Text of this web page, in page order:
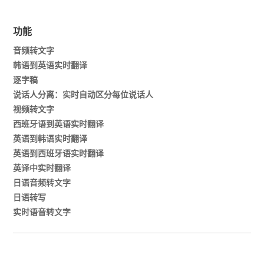
功能
音频转文字
韩语到英语实时翻译
逐字稿
说话人分离：实时自动区分每位说话人
视频转文字
西班牙语到英语实时翻译
英语到韩语实时翻译
英语到西班牙语实时翻译
英译中实时翻译
日语音频转文字
日语转写
实时语音转文字